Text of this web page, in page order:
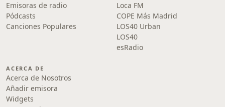
Emisoras de radio
Pódcasts
Canciones Populares
Loca FM
COPE Más Madrid
LOS40 Urban
LOS40
esRadio
ACERCA DE
Acerca de Nosotros
Añadir emisora
Widgets